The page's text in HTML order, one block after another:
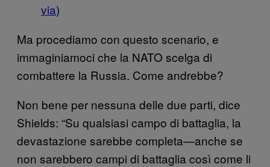
via)
Ma procediamo con questo scenario, e
immaginiamoci che la NATO scelga di
combattere la Russia. Come andrebbe?
Non bene per nessuna delle due parti, dice
Shields: “Su qualsiasi campo di battaglia, la
devastazione sarebbe completa—anche se
non sarebbero campi di battaglia così come li